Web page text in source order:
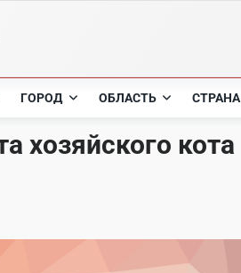
ГОРОД ОБЛАСТЬ СТРАНА
хозяйского кота